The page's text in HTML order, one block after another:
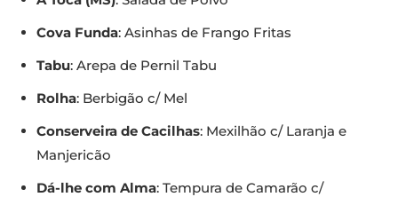
Cova Funda: Asinhas de Frango Fritas
Tabu: Arepa de Pernil Tabu
Rolha: Berbigão c/ Mel
Conserveira de Cacilhas: Mexilhão c/ Laranja e
Manjericão
Dá-lhe com Alma: Tempura de Camarão c/